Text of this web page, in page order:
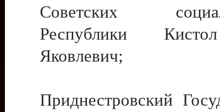
Советских
Республики
Яковлевич;
Приднестровский